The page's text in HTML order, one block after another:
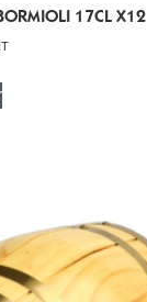
17CL X12